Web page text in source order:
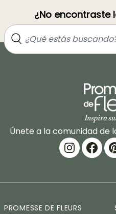
¿No encontraste
Únete a la comunidad de
PROMESSE DE FLEURS